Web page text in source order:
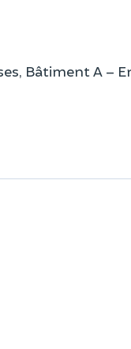
Bâtiment A –